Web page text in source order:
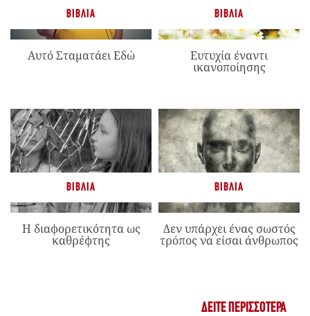
ΒΙΒΛΊΑ
Αυτό Σταματάει Εδώ
ΒΙΒΛΊΑ
Ευτυχία έναντι
ικανοποίησης
ΒΙΒΛΊΑ
Η διαφορετικότητα ως
καθρέφτης
ΒΙΒΛΊΑ
Δεν υπάρχει ένας σωστός
τρόπος να είσαι άνθρωπος
ΔΕΊΤΕ ΠΕΡΙΣΣΌΤΕΡΑ